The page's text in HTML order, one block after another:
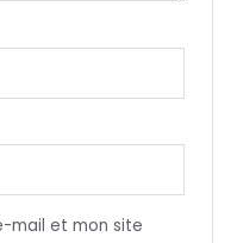
mail et mon site